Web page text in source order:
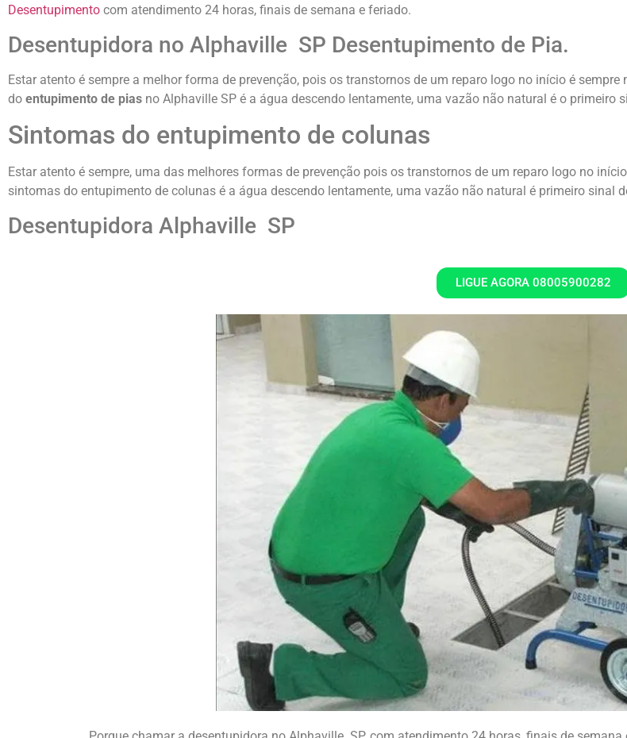
Desentupimento com atendimento 24 horas, finais de semana e feriado.
Desentupidora no Alphaville SP Desentupimento de Pia.
Estar atento é sempre a melhor forma de prevenção, pois os transtornos de um reparo logo no início é
do entupimento de pias no Alphaville SP é a água descendo lentamente, uma vazão não natural é o primeiro
Sintomas do entupimento de colunas
Estar atento é sempre, uma das melhores formas de prevenção pois os transtornos de um reparo logo no
sintomas do entupimento de colunas é a água descendo lentamente, uma vazão não natural é primeiro sinal
Desentupidora Alphaville SP
LIGUE AGORA 08005900282